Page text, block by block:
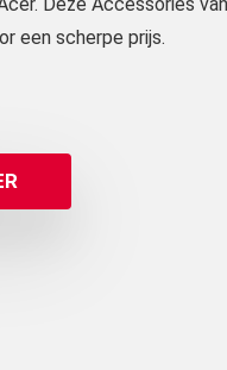
een scherpe prijs.